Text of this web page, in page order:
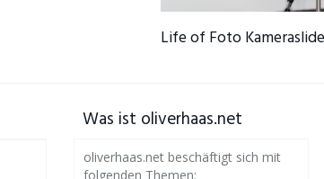
Life of Foto
Was ist oliverhaas.net
oliverhaas.net beschäftigt sich mit
folgenden Themen: